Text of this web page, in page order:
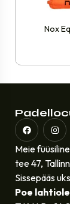
Nox
Meie
tee 47,
Sissepääs
Poe